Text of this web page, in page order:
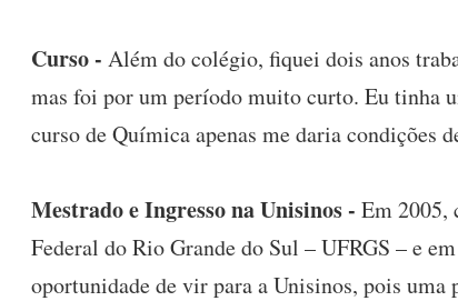
Curso - Além do colégio, fiquei dois anos
mas foi por um período muito curto. Eu tinha
curso de Química apenas me daria condições
Mestrado e Ingresso na Unisinos - Em 2005,
Federal do Rio Grande do Sul – UFRGS – e
oportunidade de vir para a Unisinos, pois